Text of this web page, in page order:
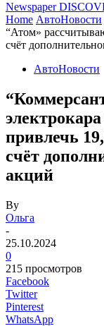
Newspaper
Home АвтоНовости
“Атом»
счёт
АвтоНовости
привлечь
счёт
акций
By
Ольга
-
25.10.2024
0
215 просмотров
Facebook
Twitter
Pinterest
WhatsApp